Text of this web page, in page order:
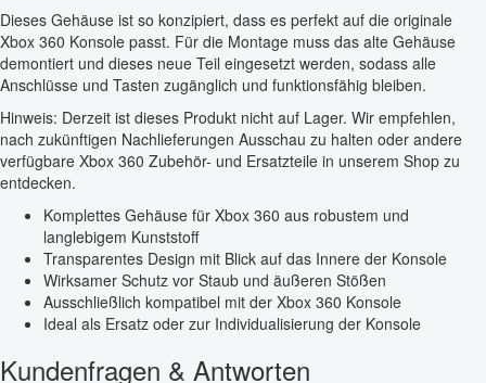
Dieses Gehäuse ist so konzipiert, dass es perfekt auf die originale
Xbox 360 Konsole passt. Für die Montage muss das alte Gehäuse
demontiert und dieses neue Teil eingesetzt werden, sodass alle
Anschlüsse und Tasten zugänglich und funktionsfähig bleiben.
Hinweis: Derzeit ist dieses Produkt nicht auf Lager. Wir empfehlen,
nach zukünftigen Nachlieferungen Ausschau zu halten oder andere
verfügbare Xbox 360 Zubehör- und Ersatzteile in unserem Shop zu
entdecken.
Komplettes Gehäuse für Xbox 360 aus robustem und
langlebigem Kunststoff
Transparentes Design mit Blick auf das Innere der Konsole
Wirksamer Schutz vor Staub und äußeren Stößen
Ausschließlich kompatibel mit der Xbox 360 Konsole
Ideal als Ersatz oder zur Individualisierung der Konsole
Kundenfragen & Antworten